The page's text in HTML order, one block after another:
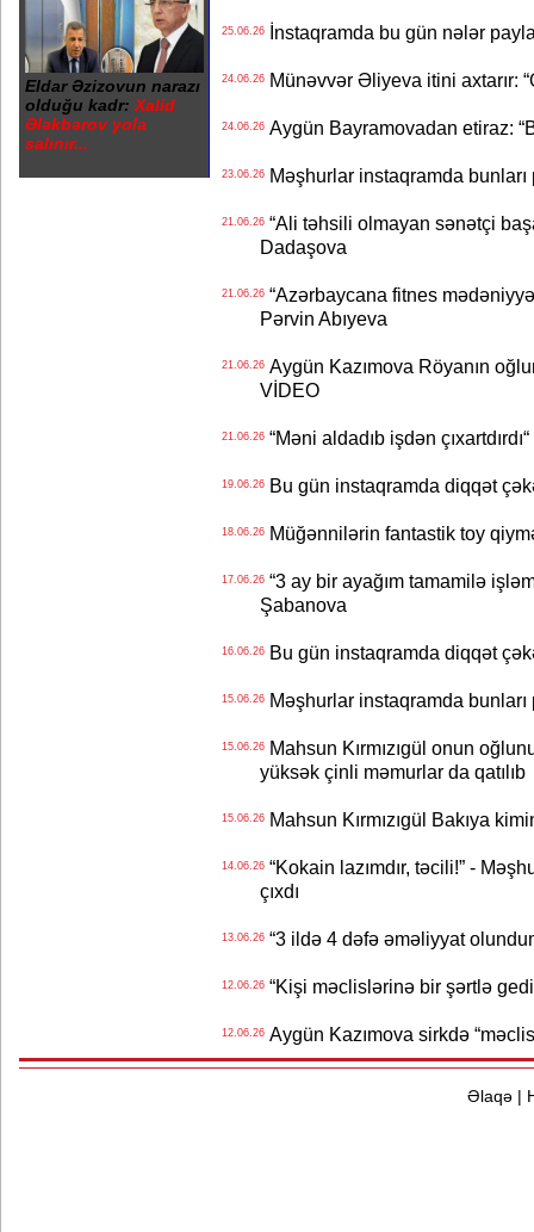
Eldar Əzizovun narazı
olduğu kadr: Xalid
Ələkbərov yola
salınır...
25.06.26İnstaqramda bu gün nələr
24.06.26Münəvvər Əliyeva itini axtarır:
24.06.26Aygün Bayramovadan etiraz:
23.06.26Məşhurlar instaqramda bunları
21.06.26“Ali təhsili olmayan sənətçi
Dadaşova
21.06.26“Azərbaycana fitnes
Pərvin Abıyeva
21.06.26Aygün Kazımova Röyanın
VİDEO
21.06.26“Məni aldadıb işdən
19.06.26Bu gün instaqramda diqqət
18.06.26Müğənnilərin fantastik toy
17.06.26“3 ay bir ayağım tamamilə
Şabanova
16.06.26Bu gün instaqramda diqqət
15.06.26Məşhurlar instaqramda bunları
15.06.26Mahsun Kırmızıgül onun
yüksək çinli məmurlar da qatılıb
15.06.26Mahsun Kırmızıgül Bakıya
14.06.26“Kokain lazımdır, təcili!” -
çıxdı
13.06.26“3 ildə 4 dəfə əməliyyat
12.06.26“Kişi məclislərinə bir şərtlə
12.06.26Aygün Kazımova sirkdə
Əlaqə|